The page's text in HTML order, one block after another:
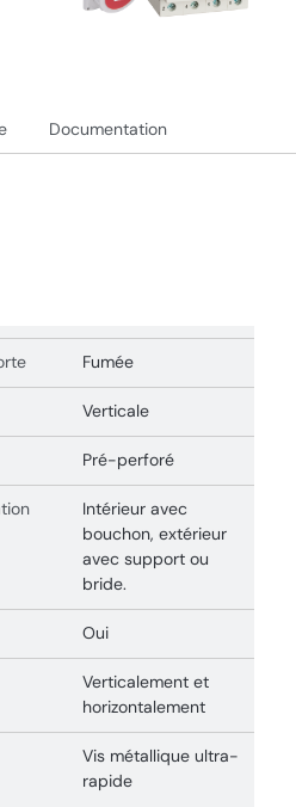
Documentation
Fumée
Verticale
Pré-perforé
Intérieur avec
bouchon, extérieur
avec support ou
bride.
Oui
Verticalement et
horizontalement
Vis métallique ultra-
rapide